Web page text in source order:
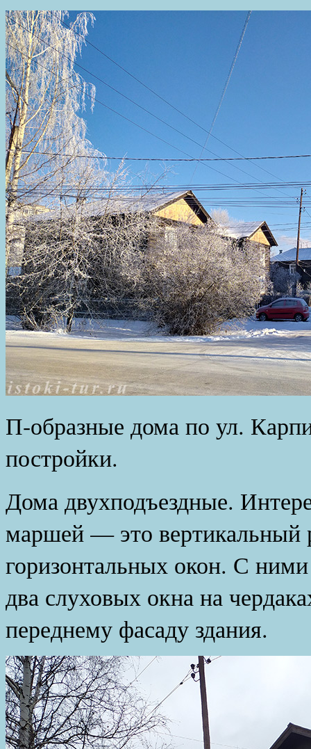
П-образные дома по ул.
постройки.
Дома двухподъездные.
маршей — это вертикальный
горизонтальных окон. С
два слуховых окна на
переднему фасаду здания.